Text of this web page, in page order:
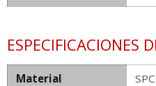
ESPECIFICACIONES
Material